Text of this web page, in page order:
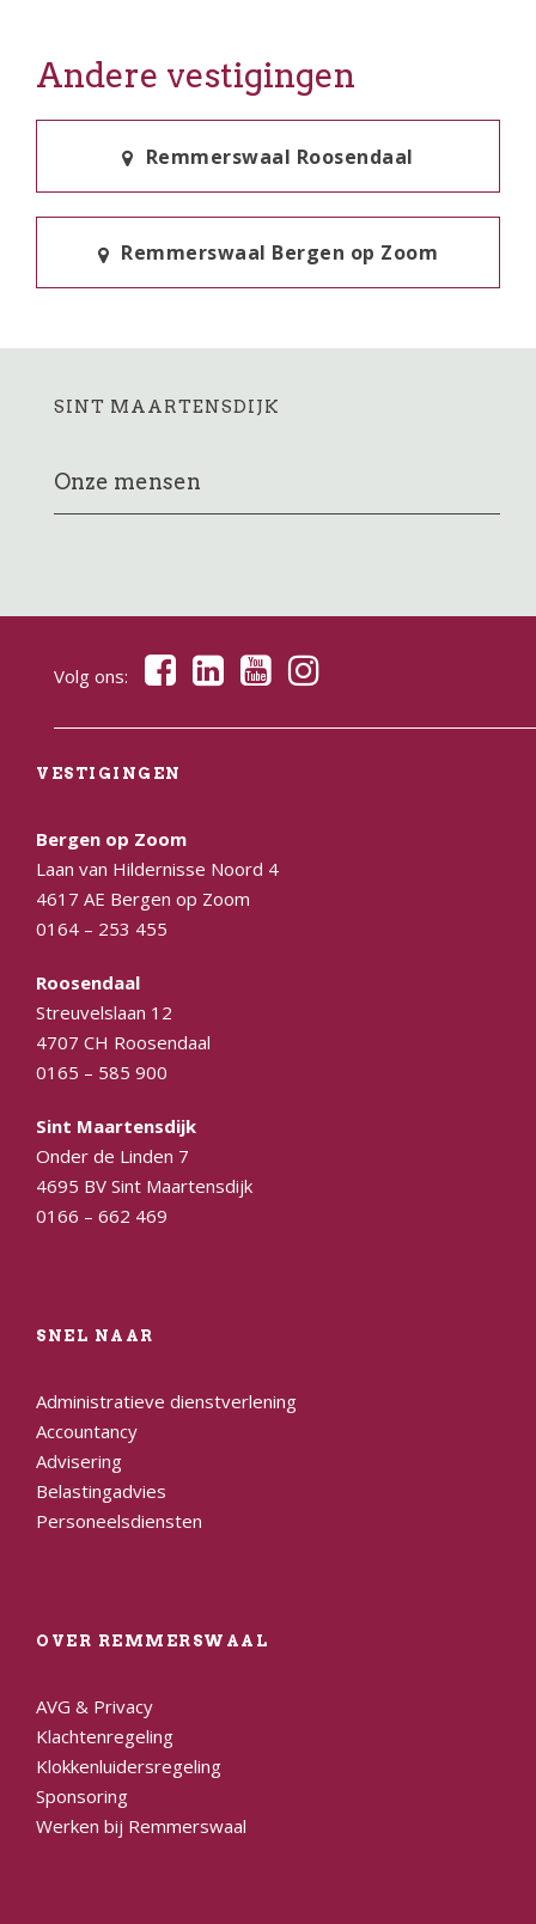
Andere vestigingen
Remmerswaal Roosendaal
Remmerswaal Bergen op Zoom
SINT MAARTENSDIJK
Onze mensen
Volg ons:
VESTIGINGEN
Bergen op Zoom
Laan van Hildernisse Noord 4
4617 AE Bergen op Zoom
0164 – 253 455
Roosendaal
Streuvelslaan 12
4707 CH Roosendaal
0165 – 585 900
Sint Maartensdijk
Onder de Linden 7
4695 BV Sint Maartensdijk
0166 – 662 469
SNEL NAAR
Administratieve dienstverlening
Accountancy
Advisering
Belastingadvies
Personeelsdiensten
OVER REMMERSWAAL
AVG & Privacy
Klachtenregeling
Klokkenluidersregeling
Sponsoring
Werken bij Remmerswaal